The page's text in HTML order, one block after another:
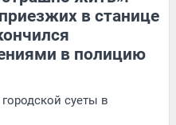
в станице
в полицию
суеты в